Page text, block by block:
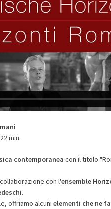
min.
contemporanea con il titolo
con l'ensemble
.
offriamo alcuni elementi che ne